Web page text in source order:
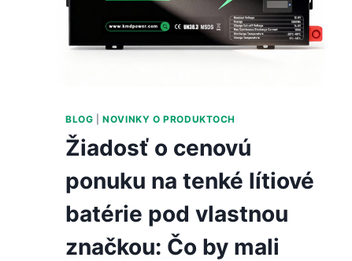
BLOG |NOVINKY O PRODUKTOCH
Žiadosť o cenovú
ponuku na tenké lítiové
batérie pod vlastnou
značkou: Čo by mali